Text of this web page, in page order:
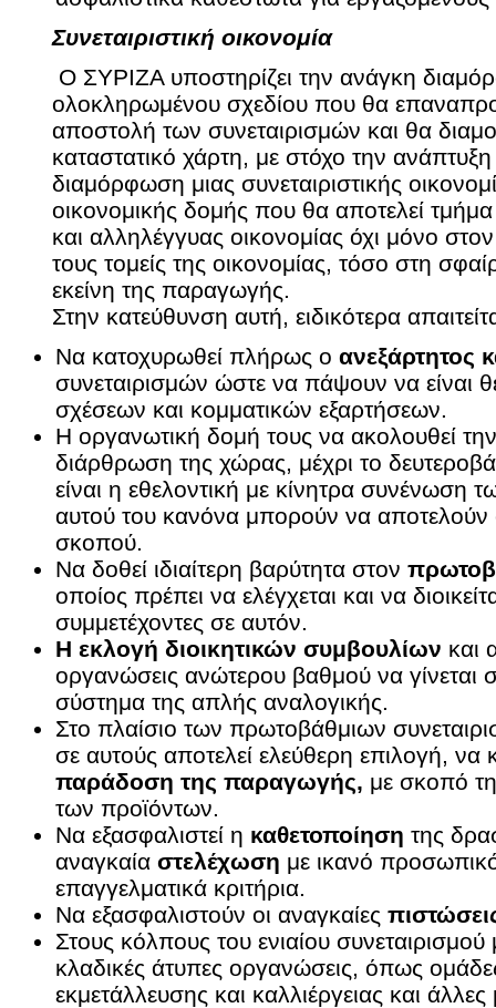
Συνεταιριστική οικονομία
Ο ΣΥΡΙΖΑ υποστηρίζει την ανάγκη
ολοκληρωμένου σχεδίου που θα
αποστολή των συνεταιρισμών και θα
καταστατικό χάρτη, με στόχο την
διαμόρφωση μιας συνεταιριστικής
οικονομικής δομής που θα αποτελεί
και αλληλέγγυας οικονομίας όχι μόνο
τους τομείς της οικονομίας, τόσο στη
εκείνη της παραγωγής.
Στην κατεύθυνση αυτή, ειδικότερα
Να κατοχυρωθεί πλήρως ο ανεξάρτητος
συνεταιρισμών ώστε να πάψουν να είναι
σχέσεων και κομματικών εξαρτήσεων.
Η οργανωτική δομή τους να ακολουθεί την
διάρθρωση της χώρας, μέχρι το
είναι η εθελοντική με κίνητρα συνένωση
αυτού του κανόνα μπορούν να αποτελούν
σκοπού.
Να δοθεί ιδιαίτερη βαρύτητα στον
οποίος πρέπει να ελέγχεται και να
συμμετέχοντες σε αυτόν.
Η εκλογή διοικητικών συμβουλίων και
οργανώσεις ανώτερου βαθμού να γίνεται
σύστημα της απλής αναλογικής.
Στο πλαίσιο των πρωτοβάθμιων
σε αυτούς αποτελεί ελεύθερη επιλογή, να
παράδοση της παραγωγής, με σκοπό
των προϊόντων.
Να εξασφαλιστεί η καθετοποίηση της
αναγκαία στελέχωση με ικανό
επαγγελματικά κριτήρια.
Να εξασφαλιστούν οι αναγκαίες
Στους κόλπους του ενιαίου
κλαδικές άτυπες οργανώσεις, όπως
εκμετάλλευσης και καλλιέργειας και